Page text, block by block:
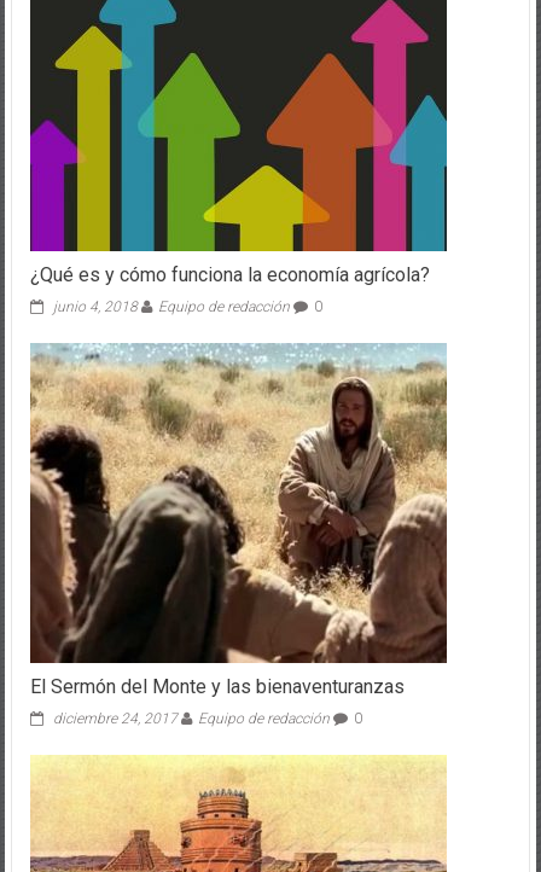
¿Qué es y cómo funciona la economía agrícola?
junio 4, 2018 Equipo de redacción 0
El Sermón del Monte y las bienaventuranzas
diciembre 24, 2017 Equipo de redacción 0